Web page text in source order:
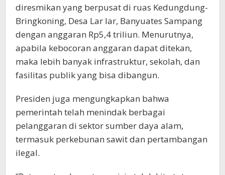
diresmikan yang berpusat di ruas Kedungdung-
Bringkoning, Desa Lar lar, Banyuates Sampang
dengan anggaran Rp5,4 triliun. Menurutnya,
apabila kebocoran anggaran dapat ditekan,
maka lebih banyak infrastruktur, sekolah, dan
fasilitas publik yang bisa dibangun.
Presiden juga mengungkapkan bahwa
pemerintah telah menindak berbagai
pelanggaran di sektor sumber daya alam,
termasuk perkebunan sawit dan pertambangan
ilegal.